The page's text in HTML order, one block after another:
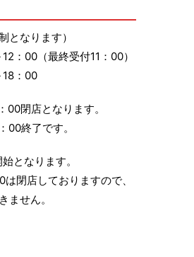
となります）
：00（最終受付11：00）
：00
00閉店となります。
00終了です。
となります。
閉店しておりますので、
ません。